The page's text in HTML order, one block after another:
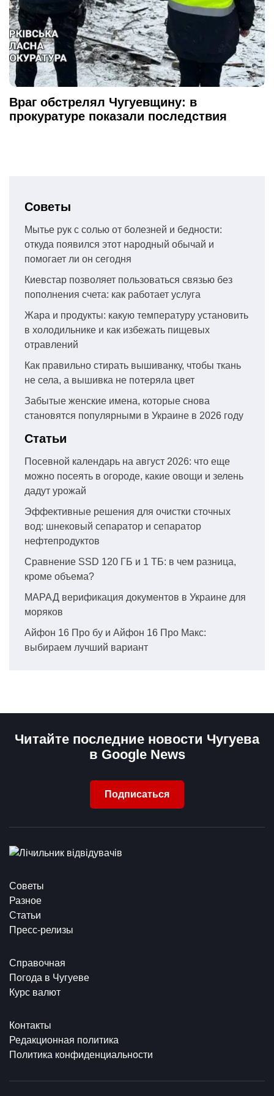
Враг обстрелял Чугуевщину: в
прокуратуре показали последствия
Советы
Мытье рук с солью от болезней и бедности:
откуда появился этот народный обычай и
помогает ли он сегодня
Киевстар позволяет пользоваться связью без
пополнения счета: как работает услуга
Жара и продукты: какую температуру установить
в холодильнике и как избежать пищевых
отравлений
Как правильно стирать вышиванку, чтобы ткань
не села, а вышивка не потеряла цвет
Забытые женские имена, которые снова
становятся популярными в Украине в 2026 году
Статьи
Посевной календарь на август 2026: что еще
можно посеять в огороде, какие овощи и зелень
дадут урожай
Эффективные решения для очистки сточных
вод: шнековый сепаратор и сепаратор
нефтепродуктов
Сравнение SSD 120 ГБ и 1 ТБ: в чем разница,
кроме объема?
МАРАД верификация документов в Украине для
моряков
Айфон 16 Про бу и Айфон 16 Про Макс:
выбираем лучший вариант
Читайте последние новости Чугуева
в Google News
Подписаться
Советы
Разное
Статьи
Пресс-релизы
Справочная
Погода в Чугуеве
Курс валют
Контакты
Редакционная политика
Политика конфиденциальности